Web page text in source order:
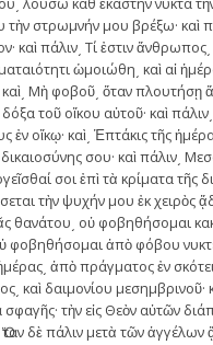
τὴν στρωμνήν μου βρέξω· καὶ
καὶ πάλιν͵ Τί ἐστιν
ὡμοιώθη͵ καὶ αἱ
Μὴ φοβοῦ͵ ὅταν πλουτήσῃ
τοῦ οἴκου αὐτοῦ· καὶ
ἐν οἴκῳ· καὶ͵ Ἑπτάκις τῆς
σου· καὶ πάλιν͵
σοι ἐπὶ τὰ κρίματα τῆς
τὴν ψυχήν μου ἐκ χειρὸς
θανάτου͵ οὐ φοβηθήσομαι
φοβηθήσομαι ἀπὸ φόβου
ἀπὸ πράγματος ἐν
καὶ δαιμονίου μεσημβρινοῦ·
τὴν εἰς Θεὸν αὐτῶν
Ὅταν δὲ πάλιν μετὰ τῶν ἀγγέλων